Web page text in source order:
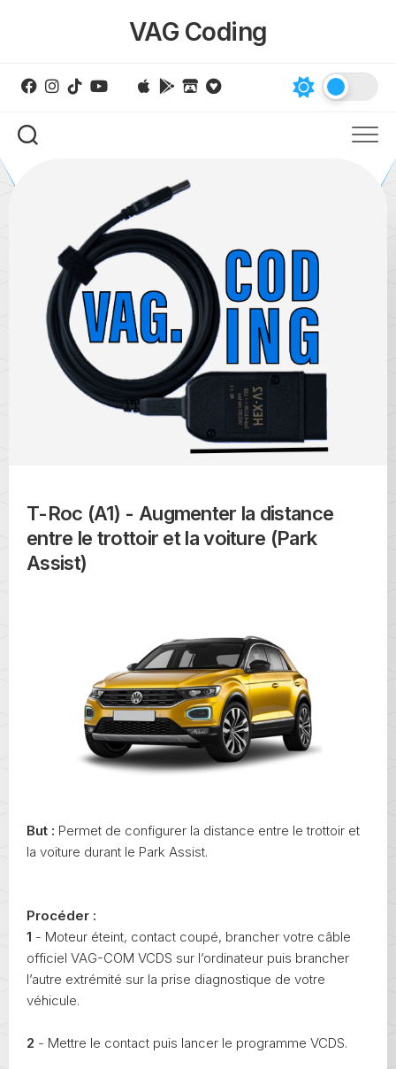
VAG Coding
T-Roc (A1) - Augmenter la distance
entre le trottoir et la voiture (Park
Assist)
But : Permet de configurer la distance entre le trottoir et
la voiture durant le Park Assist.
Procéder :
1 - Moteur éteint, contact coupé, brancher votre câble
officiel VAG-COM VCDS sur l’ordinateur puis brancher
l’autre extrémité sur la prise diagnostique de votre
véhicule.
2 - Mettre le contact puis lancer le programme VCDS.